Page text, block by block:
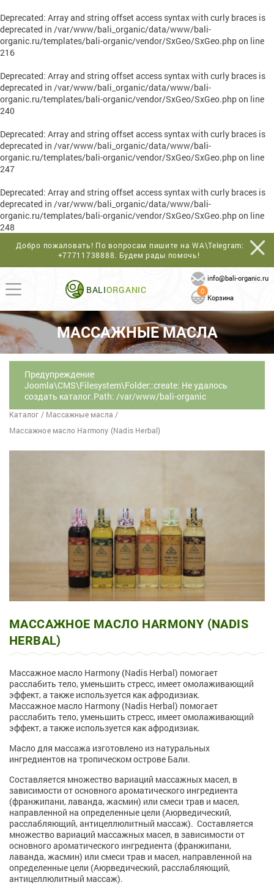
Deprecated: Array and string offset access syntax with curly braces is
deprecated in /var/www/bali_organic/data/www/bali-
organic.ru/templates/bali-organic/vendor/SxGeo/SxGeo.phpon line
216
Deprecated: Array and string offset access syntax with curly braces is
deprecated in /var/www/bali_organic/data/www/bali-
organic.ru/templates/bali-organic/vendor/SxGeo/SxGeo.phpon line
240
Deprecated: Array and string offset access syntax with curly braces is
deprecated in /var/www/bali_organic/data/www/bali-
organic.ru/templates/bali-organic/vendor/SxGeo/SxGeo.phpon line
247
Deprecated: Array and string offset access syntax with curly braces is
deprecated in /var/www/bali_organic/data/www/bali-
organic.ru/templates/bali-organic/vendor/SxGeo/SxGeo.phpon line
248
Добро пожаловать! По вопросам пишите на WA\Telegram:
+77711738888. Будем рады помочь!
BALIORGANIC
info@bali-organic.ru
0
Корзина
МАССАЖНЫЕ МАСЛА
Предупреждение
Joomla\CMS\Filesystem\Folder::create: Не удалось
создать каталог.Path: /var/www/bali-organic
Каталог / Массажные масла /
Массажное масло Harmony (Nadis Herbal)
МАССАЖНОЕ МАСЛО HARMONY (NADIS
HERBAL)
Массажное масло Harmony (Nadis Herbal) помогает
расслабить тело, уменьшить стресс, имеет омолаживающий
эффект, а также используется как афродизиак.
Массажное масло Harmony (Nadis Herbal) помогает
расслабить тело, уменьшить стресс, имеет омолаживающий
эффект, а также используется как афродизиак.
Масло для массажа изготовлено из натуральных
ингредиентов на тропическом острове Бали.
Составляется множество вариаций массажных масел, в
зависимости от основного ароматического ингредиента
(франжипани, лаванда, жасмин) или смеси трав и масел,
направленной на определенные цели (Аюрведический,
расслабляющий, антицеллюлитный массаж). Составляется
множество вариаций массажных масел, в зависимости от
основного ароматического ингредиента (франжипани,
лаванда, жасмин) или смеси трав и масел, направленной на
определенные цели (Аюрведический, расслабляющий,
антицеллюлитный массаж).